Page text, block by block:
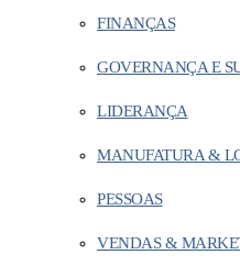
FINANÇAS
GOVERNANÇA E
LIDERANÇA
MANUFATURA &
PESSOAS
VENDAS &